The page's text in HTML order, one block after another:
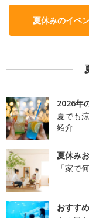
夏休みのイベ
2026年
夏でも
紹介
夏休み
「家で
おすす